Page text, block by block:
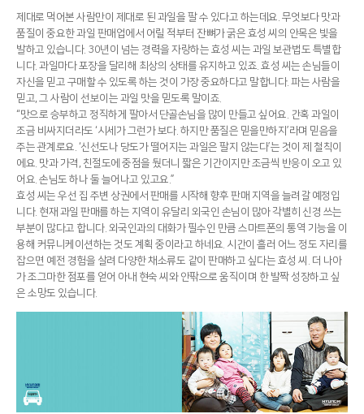
제대로 먹어본 사람만이 제대로 된 과일을 팔 수 있다고 하는데요. 무엇보다 맛과
품질이 중요한 과일 판매업에서 어릴 적부터 잔뼈가 굵은 효성 씨의 안목은 빛을
발하고 있습니다. 30년이 넘는 경력을 자랑하는 효성 씨는 과일 보관법도 특별합
니다. 과일마다 포장을 달리해 최상의 상태를 유지하고 있죠. 효성 씨는 손님들이
자신을 믿고 구매할 수 있도록 하는 것이 가장 중요하다고 말합니다. 파는 사람을
믿고, 그 사람이 선보이는 과일 맛을 믿도록 말이죠.
“맛으로 승부하고 정직하게 팔아서 단골손님을 많이 만들고 싶어요. 간혹 과일이
조금 비싸지더라도 ‘시세가 그런가 보다. 하지만 품질은 믿을만하지’라며 믿음을
주는 관계로요. ‘신선도나 당도가 떨어지는 과일은 팔지 않는다’는 것이 제 철칙이
에요. 맛과 가격, 친절도에 중점을 뒀더니 짧은 기간이지만 조금씩 반응이 오고 있
어요. 손님도 하나 둘 늘어나고 있고요.”
효성 씨는 우선 집 주변 상권에서 판매를 시작해 향후 판매 지역을 늘려갈 예정입
니다. 현재 과일 판매를 하는 지역이 유달리 외국인 손님이 많아 각별히 신경 쓰는
부분이 많다고 합니다. 외국인과의 대화가 필수인 만큼 스마트폰의 통역 기능을 이
용해 커뮤니케이션하는 것도 계획 중이라고 하네요. 시간이 흘러 어느 정도 자리를
잡으면 예전 경험을 살려 다양한 채소류도 같이 판매하고 싶다는 효성 씨. 더 나아
가 조그마한 점포를 얻어 아내 현숙 씨와 안팎으로 움직이며 한 발짝 성장하고 싶
은 소망도 있습니다.